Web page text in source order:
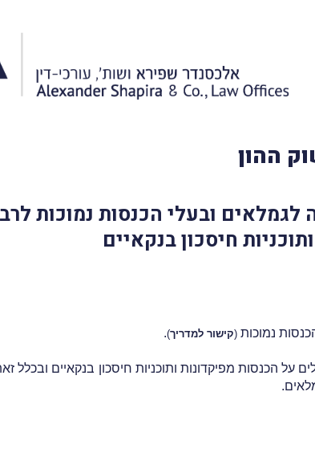
ההון
ובעלי הכנסות נמוכות
חיסכון בנקאיים
נמוכות (קישור למדריך)
.
על הכנסות מפיקדונות ותוכניות חיסכון בנקאיים ובכלל